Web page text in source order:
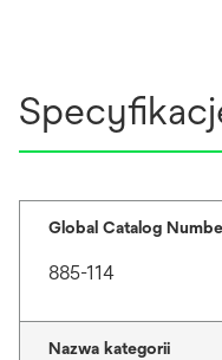
Global Catalog
885-114
Nazwa kategorii